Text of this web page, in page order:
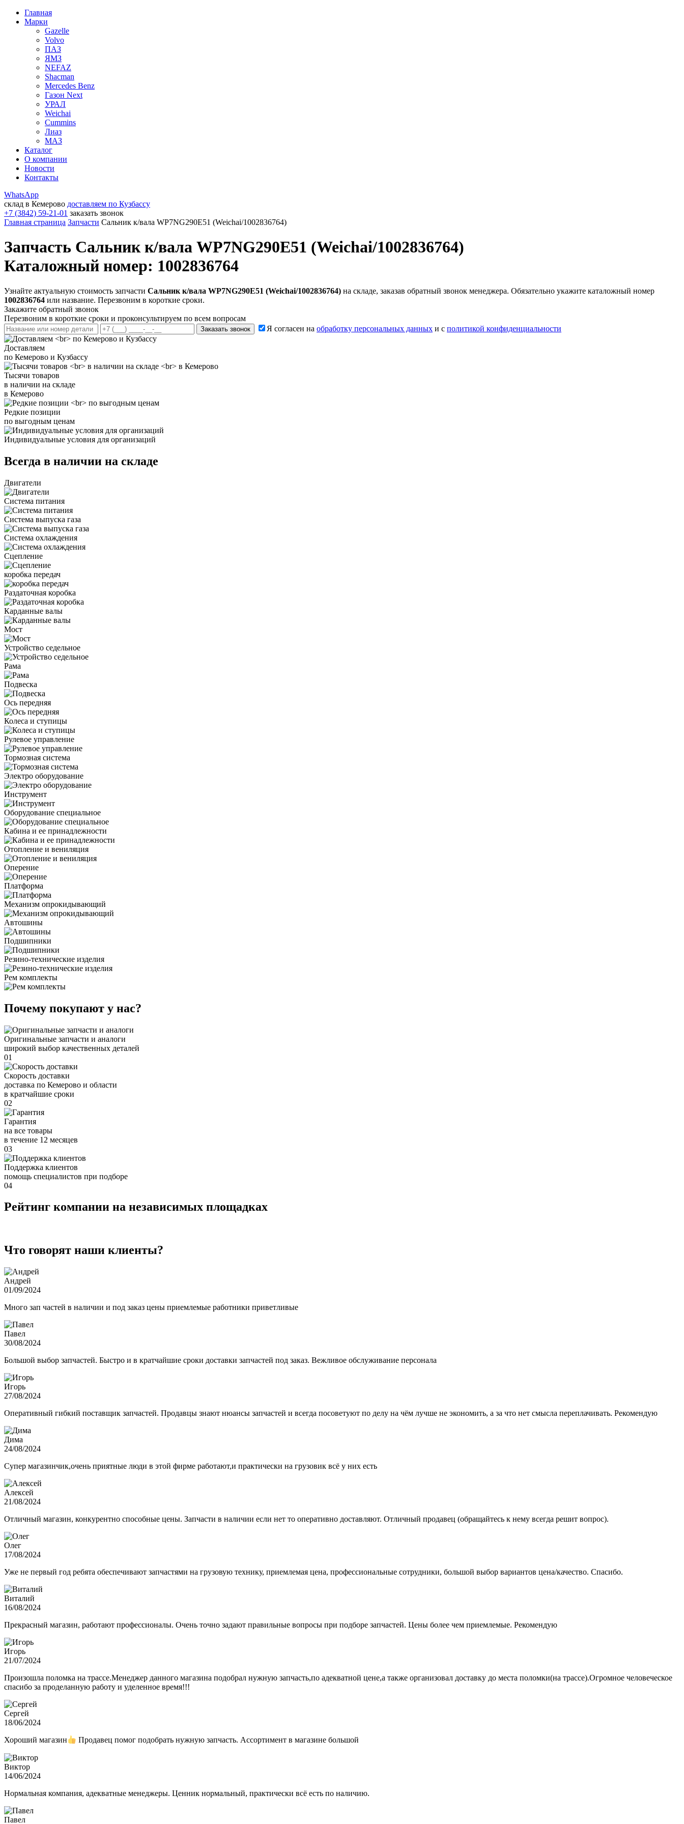
Главная
Марки
Gazelle
Volvo
ПАЗ
ЯМЗ
NEFAZ
Shacman
Mercedes Benz
Газон Next
УРАЛ
Weichai
Cummins
Лиаз
МАЗ
Каталог
О компании
Новости
Контакты
WhatsApp
склад в Кемерово доставляем по Кузбассу
+7 (3842) 59-21-01 заказать звонок
Главная страница Запчасти Сальник к/вала WP7NG290E51 (Weichai/1002836764)
Запчасть Сальник к/вала WP7NG290E51 (Weichai/1002836764)
Каталожный номер: 1002836764
Узнайте актуальную стоимость запчасти Сальник к/вала WP7NG290E51 (Weichai/1002836764) на складе, заказав обратный звонок менеджера. Обязательно укажите каталожный номер
1002836764 или название. Перезвоним в короткие сроки.
Закажите обратный звонок
Перезвоним в короткие сроки и проконсультируем по всем вопросам
Заказать звонок Я согласен на обработку персональных данных и с политикой конфиденциальности
Доставляем
по Кемерово и Кузбассу
Тысячи товаров
в наличии на складе
в Кемерово
Редкие позиции
по выгодным ценам
Индивидуальные условия для организаций
Всегда в наличии на складе
Двигатели
Система питания
Система выпуска газа
Система охлаждения
Сцепление
коробка передач
Раздаточная коробка
Карданные валы
Мост
Устройство седельное
Рама
Подвеска
Ось передняя
Колеса и ступицы
Рулевое управление
Тормозная система
Электро оборудование
Инструмент
Оборудование специальное
Кабина и ее принадлежности
Отопление и вениляция
Оперение
Платформа
Механизм опрокидывающий
Автошины
Подшипники
Резино-технические изделия
Рем комплекты
Почему покупают у нас?
Оригинальные запчасти и аналоги
широкий выбор качественных деталей
01
Скорость доставки
доставка по Кемерово и области
в кратчайшие сроки
02
Гарантия
на все товары
в течение 12 месяцев
03
Поддержка клиентов
помощь специалистов при подборе
04
Рейтинг компании на независимых площадках
Что говорят наши клиенты?
Андрей
01/09/2024
Много зап частей в наличии и под заказ цены приемлемые работники приветливые
Павел
30/08/2024
Большой выбор запчастей. Быстро и в кратчайшие сроки доставки запчастей под заказ. Вежливое обслуживание персонала
Игорь
27/08/2024
Оперативный гибкий поставщик запчастей. Продавцы знают нюансы запчастей и всегда посоветуют по делу на чём лучше не экономить, а за что нет смысла переплачивать. Рекомендую
Дима
24/08/2024
Супер магазинчик,очень приятные люди в этой фирме работают,и практически на грузовик всё у них есть
Алексей
21/08/2024
Отличный магазин, конкурентно способные цены. Запчасти в наличии если нет то оперативно доставляют. Отличный продавец (обращайтесь к нему всегда решит вопрос).
Олег
17/08/2024
Уже не первый год ребята обеспечивают запчастями на грузовую технику, приемлемая цена, профессиональные сотрудники, большой выбор вариантов цена/качество. Спасибо.
Виталий
16/08/2024
Прекрасный магазин, работают профессионалы. Очень точно задают правильные вопросы при подборе запчастей. Цены более чем приемлемые. Рекомендую
Игорь
21/07/2024
Произошла поломка на трассе.Менеджер данного магазина подобрал нужную запчасть,по адекватной цене,а также организовал доставку до места поломки(на трассе).Огромное человеческое
спасибо за проделанную работу и уделенное время!!!
Сергей
18/06/2024
Хороший магазин Продавец помог подобрать нужную запчасть. Ассортимент в магазине большой
Виктор
14/06/2024
Нормальная компания, адекватные менеджеры. Ценник нормальный, практически всё есть по наличию.
Павел